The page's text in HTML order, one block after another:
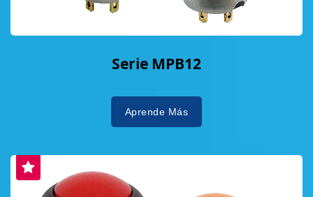
Serie MPB12
Aprende Más